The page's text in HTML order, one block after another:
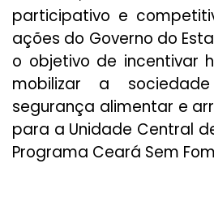
participativo e
ações do Governo do
o objetivo de incentivar
mobilizar a
segurança alimentar e
para a Unidade Central
Programa Ceará Sem